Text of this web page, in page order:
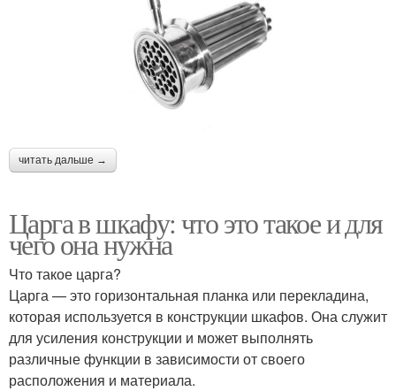
читать дальше →
Царга в шкафу: что это такое и для
чего она нужна
Что такое царга?
Царга — это горизонтальная планка или перекладина,
которая используется в конструкции шкафов. Она служит
для усиления конструкции и может выполнять
различные функции в зависимости от своего
расположения и материала.